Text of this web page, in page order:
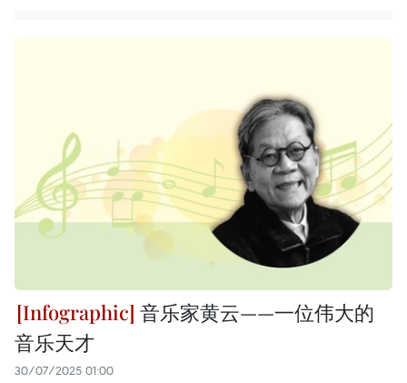
音乐家黄云——一位伟大的
音乐天才
30/07/2025 01:00